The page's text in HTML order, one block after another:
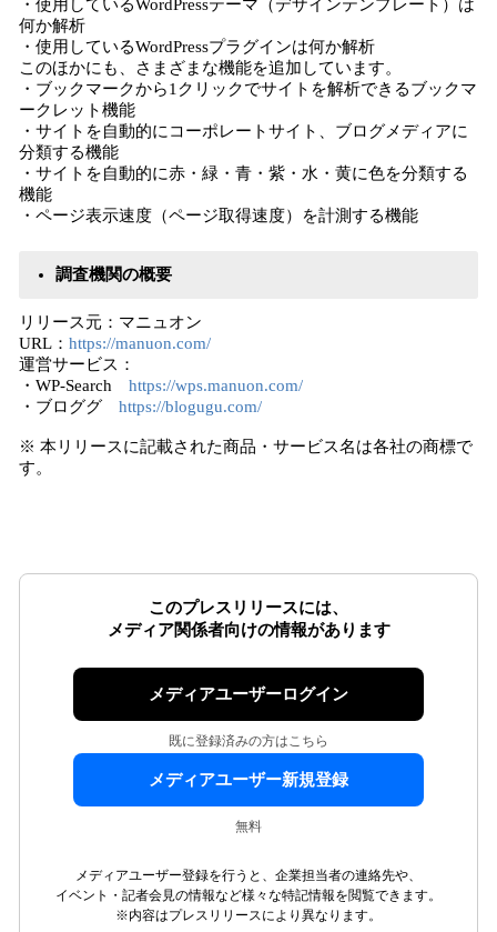
・使用しているWordPressテーマ（デザインテンプレート）は
何か解析
・使用しているWordPressプラグインは何か解析
このほかにも、さまざまな機能を追加しています。
・ブックマークから1クリックでサイトを解析できるブックマ
ークレット機能
・サイトを自動的にコーポレートサイト、ブログメディアに
分類する機能
・サイトを自動的に赤・緑・青・紫・水・黄に色を分類する
機能
・ページ表示速度（ページ取得速度）を計測する機能
調査機関の概要
リリース元：マニュオン
URL： https://manuon.com/
運営サービス：
・WP-Search https://wps.manuon.com/
・ブロググ https://blogugu.com/
※ 本リリースに記載された商品・サービス名は各社の商標で
す。
このプレスリリースには、
メディア関係者向けの情報があります
メディアユーザーログイン
既に登録済みの方はこちら
メディアユーザー新規登録
無料
メディアユーザー登録を行うと、企業担当者の連絡先や、
イベント・記者会見の情報など様々な特記情報を閲覧できます。
※内容はプレスリリースにより異なります。